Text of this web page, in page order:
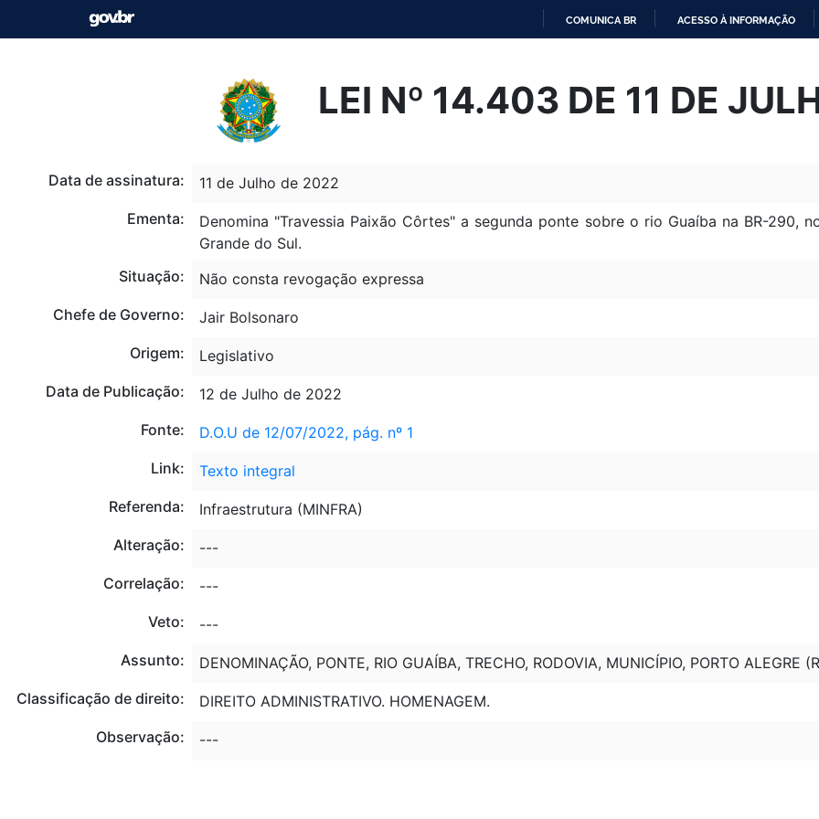
O
CONTEÚDO
COMUNICA BR ACESSO À INFORMAÇÃO
LEI Nº 14.403 DE 11 DE
Data de assinatura:
11 de Julho de 2022
Ementa:
Denomina "Travessia Paixão Côrtes" a segunda ponte sobre o rio Guaíba na BR-290,
Grande do Sul.
Situação:
Não consta revogação expressa
Chefe de Governo:
Jair Bolsonaro
Origem:
Legislativo
Data de Publicação:
12 de Julho de 2022
Fonte:
D.O.U de 12/07/2022, pág. nº 1
Link:
Texto integral
Referenda:
Infraestrutura (MINFRA)
Alteração:
---
Correlação:
---
Veto:
---
Assunto:
DENOMINAÇÃO, PONTE, RIO GUAÍBA, TRECHO, RODOVIA, MUNICÍPIO, PORTO ALEGRE
Classificação de direito:
DIREITO ADMINISTRATIVO. HOMENAGEM.
Observação:
---